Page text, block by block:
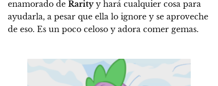
enamorado de Rarityy hará cualquier cosa para
ayudarla, a pesar que ella lo ignore y se aproveche
de eso. Es un poco celoso y adora comer gemas.